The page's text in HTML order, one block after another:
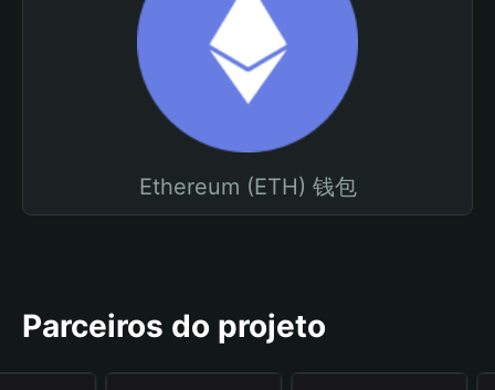
Ethereum (ETH) 钱包
Parceiros do projeto